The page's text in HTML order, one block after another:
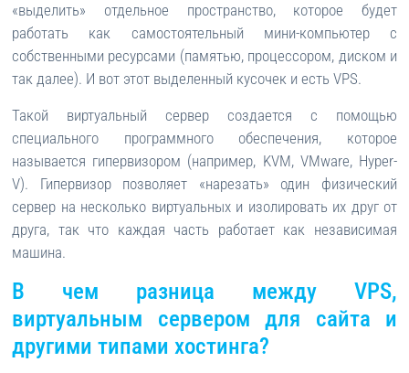
«выделить» отдельное пространство, которое будет
работать как самостоятельный мини-компьютер с
собственными ресурсами (памятью, процессором, диском и
так далее). И вот этот выделенный кусочек и есть VPS.
Такой виртуальный сервер создается с помощью
специального программного обеспечения, которое
называется гипервизором (например, KVM, VMware, Hyper-
V). Гипервизор позволяет «нарезать» один физический
сервер на несколько виртуальных и изолировать их друг от
друга, так что каждая часть работает как независимая
машина.
В чем разница между VPS,
виртуальным сервером для сайта и
другими типами хостинга?